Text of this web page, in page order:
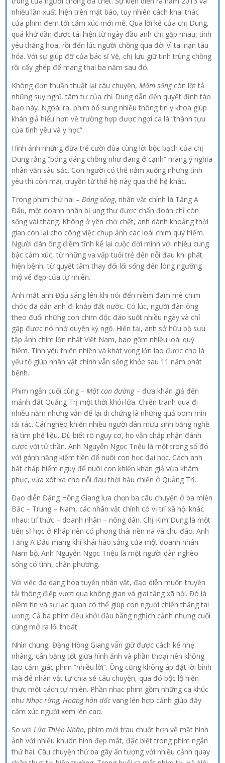
nhiều lần xuất hiện trên mặt báo, tuy nhiên cách khai thác
của phim đem tới cảm xúc mới mẻ. Qua lời kể của chị Dung,
quá khứ dần được tái hiện từ ngày đầu anh chị gặp nhau, tình
yêu thăng hoa, rồi đến lúc người chồng qua đời vì tai nạn tàu
hỏa. Với sự giúp đỡ của bác sĩ Vệ, chị lưu giữ tinh trùng chồng
rồi cấy ghép để mang thai ba năm sau đó.
Không đơn thuần thuật lại câu chuyện,Mầm sốngcòn lột tả
những suy nghĩ, tâm tư của chị Dung dẫn đến quyết định táo
bạo này. Ngoài ra, phim bổ sung nhiều thông tin y khoa giúp
khán giả hiểu hơn về trường hợp được ngợi ca là “thành tựu
của tình yêu và y học”.
Hình ảnh những đứa trẻ cười đùa cùng lời bộc bạch của chị
Dung rằng “bóng dáng chồng như đang ở cạnh” mang ý nghĩa
nhân văn sâu sắc. Con người có thể nằm xuống nhưng tình
yêu thì còn mãi, truyền từ thế hệ này qua thế hệ khác.
Trong phim thứ hai – Đáng sống, nhân vật chính là Tăng A
Đẩu, một doanh nhân bị ung thư được chẩn đoán chỉ còn
sống vài tháng. Không ở yên chờ chết, anh dành khoảng thời
gian còn lại cho công việc chụp ảnh các loài chim quý hiếm.
Người đàn ông điềm tĩnh kể lại cuộc đời mình với nhiều cung
bậc cảm xúc, từ những va vấp tuổi trẻ đến nỗi đau khi phát
hiện bệnh, từ quyết tâm thay đổi lối sống đến lòng ngưỡng
mộ vẻ đẹp của tự nhiên.
Ánh mắt anh Đẩu sáng lên khi nói đến niềm đam mê chim
chóc đã dẫn anh đi khắp đất nước. Có lúc, người đàn ông
theo đuổi những con chim độc đáo suốt nhiều ngày và chỉ
gặp được nó nhờ duyên kỳ ngộ. Hiện tại, anh sở hữu bộ sưu
tập ảnh chim lớn nhất Việt Nam, bao gồm nhiều loài quý
hiếm. Tình yêu thiên nhiên và khát vọng lớn lao được cho là
yếu tố giúp nhân vật chính vẫn sống khỏe sau 11 năm phát
bệnh.
Phim ngắn cuối cùng– Một con đường– đưa khán giả đến
mảnh đất Quảng Trị một thời khói lửa. Chiến tranh qua đi
nhiều năm nhưng vẫn để lại di chứng là những quả bom mìn
rải rác. Cái nghèo khiến nhiều người dân mưu sinh bằng nghề
rà tìm phế liệu. Dù biết rõ nguy cơ, họ vẫn chấp nhận đánh
cược với tử thần. Anh Nguyễn Ngọc Triệu là một trong số đó
với gánh nặng kiếm tiền để nuôi con học đại học. Cách anh
bất chấp hiểm nguy để nuôi con khiến khán giả vừa khâm
phục, vừa xót xa cho nỗi đau thời hậu chiến ở Quảng Trị.
Đạo diễn Đặng Hồng Giang lựa chọn ba câu chuyện ở ba miền
Bắc – Trung – Nam, các nhân vật chính có vị trí xã hội khác
nhau: trí thức – doanh nhân – nông dân. Chị Kim Dung là một
tiến sĩ học ở Pháp nên có phong thái nền nã và chu đáo. Anh
Tăng A Đẩu mang khí khái hào sảng của một doanh nhân
Nam bộ. Anh Nguyễn Ngọc Triệu là một người dân nghèo
sống có tình, chân phương.
Với việc đa dạng hóa tuyến nhân vật, đạo diễn muốn truyền
tải thông điệp vượt qua không gian và giai tầng xã hội. Đó là
niềm tin và sự lạc quan có thể giúp con người chiến thắng tai
ương. Cả ba phim đều khởi đầu bằng nghịch cảnh nhưng cuối
cùng mở ra lối thoát.
Nhìn chung, Đặng Hồng Giang vẫn giữ được cách kể nhẹ
nhàng, cân bằng tốt giữa hình ảnh và phần thoại nên không
tạo cảm giác phim “nhiều lời”. Ông cũng không áp đặt lời bình
mà để nhân vật tự chia sẻ câu chuyện, qua đó bộc lộ hiện
thực một cách tự nhiên. Phần nhạc phim gồm những ca khúc
nhưNhạc rừng,Hoàng hôn dốcvang lên hợp cảnh giúp đẩy
cảm xúc người xem lên cao.
So vớiLửa Thiện Nhân, phim mới trau chuốt hơn về mặt hình
ảnh với nhiều khuôn hình đẹp mắt, đặc biệt trong phim ngắn
thứ hai. Câu chuyện thứ ba gây ấn tượng với nhiều cảnh quay